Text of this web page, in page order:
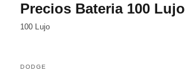
Precios Bateria 100 Lujo
100 Lujo
DODGE